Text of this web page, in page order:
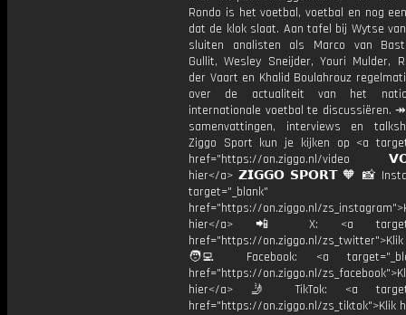
Rondo is het voetbal, voetbal en nog
dat de klok slaat. Aan tafel bij Wytse
sluiten analisten als Marco van
Gullit, Wesley Sneijder, Youri Mulder,
der Vaart en Khalid Boulahrouz
over de actualiteit van het
internationale voetbal te discussiëren.
samenvattingen, interviews en
Ziggo Sport kun je kijken op <a
href="https://on.ziggo.nl/video
hier</a> 𝗭𝗜𝗚𝗚𝗢 𝗦𝗣𝗢𝗥𝗧 🧡 📸
target="_blank"
href="https://on.ziggo.nl/
hier</a> 📲 X: <a
href="https://on.ziggo.nl/
🧑‍💻 Facebook: <a
href="https://on.ziggo.nl/
hier</a> 🤳 TikTok: <a
href="https://on.ziggo.nl/zs_tiktok">Klik